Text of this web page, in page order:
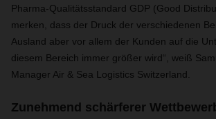
Pharma-Qualitätsstandard GDP (Good
merken, dass der Druck der verschiedenen
Ausland aber vor allem der Kunden auf die
diesem Bereich immer größer wird“, weiß
Manager Air & Sea Logistics Switzerland.
Zunehmend schärferer